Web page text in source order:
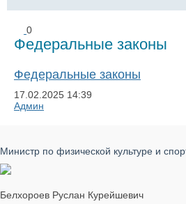
0
Федеральные законы
Федеральные законы
17.02.2025 14:39
Админ
Министр по физической культуре и
Белхороев Руслан Курейшевич